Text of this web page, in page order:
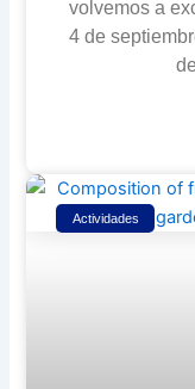
volvemos a
4 de
Actividades